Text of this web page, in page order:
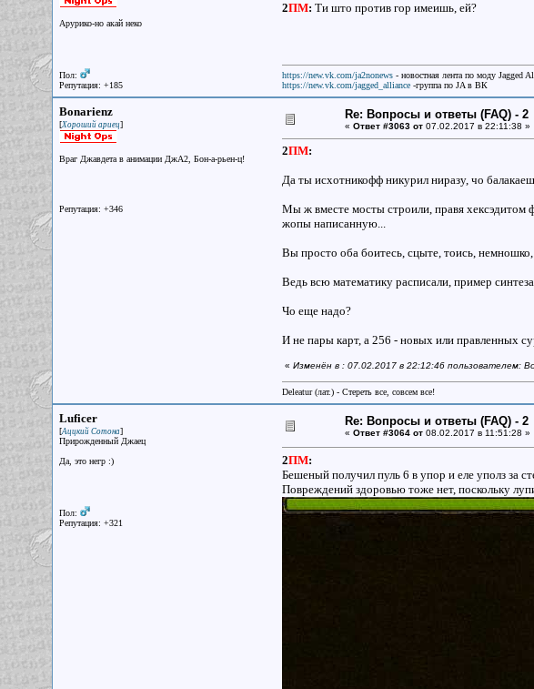
Арурико-но акай неко
Пол:
Репутация: +185
2ПМ: Ти што против гор имеишь, ей?
https://new.vk.com/ja2nonews - новостная лента по моду Jagged
https://new.vk.com/jagged_alliance -группа по JA в ВК
Bonarienz
[Хороший ариец]
Враг Джавдета в анимации ДжА2, Бон-а-рьен-ц!
Репутация: +346
Re: Вопросы и ответы (FAQ) - 2
« Ответ #3063 от 07.02.2017 в 22:11:38 »
2ПМ:
Да ты исхотникофф никурил ниразу, чо
Мы ж вместе мосты строили, правя хексэдитом
жопы написанную...
Вы просто оба боитесь, сцыте, тоись,
Ведь всю математику расписали, пример
Чо еще надо?
И не пары карт, а 256 - новых или правленных
« Изменён в : 07.02.2017 в 22:12:46 пользователем:
Deleatur (лат.) - Стереть все, совсем все!
Luficer
[Аццкий Сотона]
Прирожденный Джаец
Да, это негр :)
Пол:
Репутация: +321
Re: Вопросы и ответы (FAQ) - 2
« Ответ #3064 от 08.02.2017 в 11:51:28 »
2ПМ:
Бешеный получил пуль 6 в упор и еле уполз за
Повреждений здоровью тоже нет, поскольку